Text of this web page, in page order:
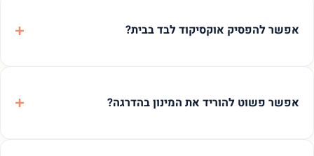
אפשר להפסיק אוקסיקוד לבד בבית?
אפשר פשוט להוריד את המינון בהדרגה?